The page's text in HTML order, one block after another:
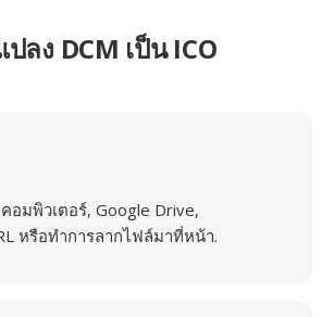
ลง DCM เป็น ICO
อมพิวเตอร์, Google Drive,
หรือทำการลากไฟล์มาที่หน้า.